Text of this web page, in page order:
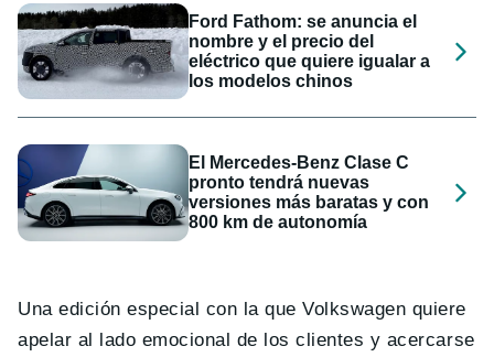
Ford Fathom: se anuncia el
nombre y el precio del
eléctrico que quiere igualar a
los modelos chinos
El Mercedes-Benz Clase C
pronto tendrá nuevas
versiones más baratas y con
800 km de autonomía
Una edición especial con la que Volkswagen quiere
apelar al lado emocional de los clientes y acercarse